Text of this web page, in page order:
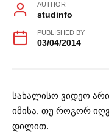
AUTHOR
studinfo
PUBLISHED BY
03/04/2014
სახალისო ვიდეო
იმისა, თუ როგორ
დილით.